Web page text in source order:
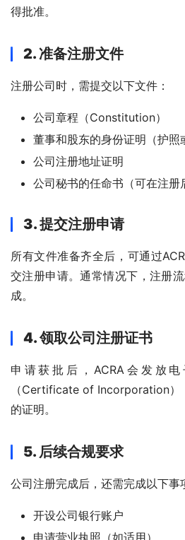
得批准。
2. 准备注册文件
注册公司时，需提交以下文件：
公司章程（Constitution）
董事和股东的身份证明（护照
公司注册地址证明
公司秘书的任命书（可在注册
3. 提交注册申请
所有文件准备齐全后，可通过
交注册申请。通常情况下，注册
成。
4. 领取公司注册证书
申请获批后，ACRA会发放
（Certificate of Incorporation）
的证明。
5. 后续合规要求
公司注册完成后，还需完成以下事
开设公司银行账户